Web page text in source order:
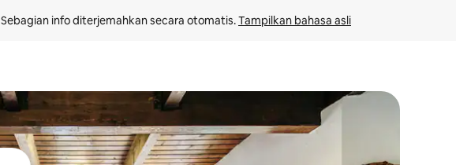
Sebagian info diterjemahkan secara otomatis. Tampilkan bahasa asli